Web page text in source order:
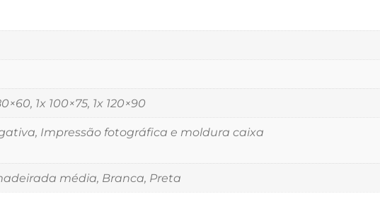
1x 100×75, 1x 120×90
Impressão fotográfica e moldura caixa
média, Branca, Preta